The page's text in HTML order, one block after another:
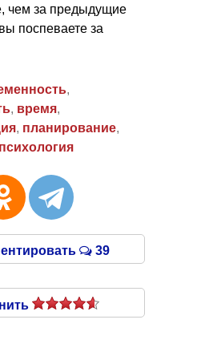
чем за предыдущие
поспеваете за
,
, время,
, планирование,
психология
39